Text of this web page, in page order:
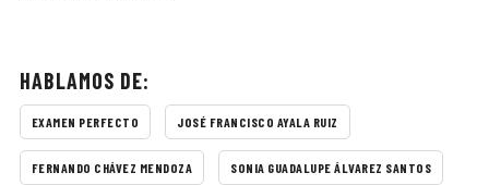
HABLAMOS DE:
EXAMEN PERFECTO JOSÉ FRANCISCO AYALA RUIZ
FERNANDO CHÁVEZ MENDOZA SONIA GUADALUPE ÁLVAREZ SANTOS